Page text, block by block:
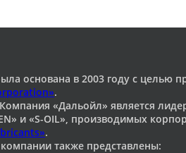
основана в 2003 году с
.
«Дальойл» является
и «S-OIL», производимых
.
также представлены: